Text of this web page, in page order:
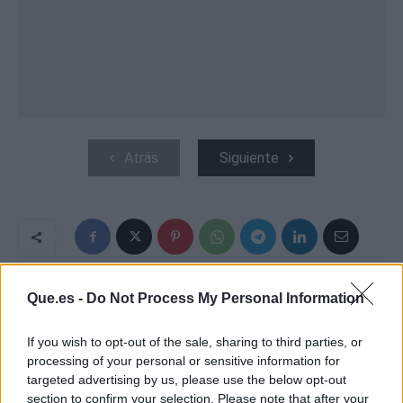
Que.es - Do Not Process My Personal Information
If you wish to opt-out of the sale, sharing to third parties, or
processing of your personal or sensitive information for
targeted advertising by us, please use the below opt-out
section to confirm your selection. Please note that after your
Atrás Siguiente
ARTÍCULO ANTERIOR
TRASTERO ES LA
ALTERNATIVA A
LIBERAR ESPACIO EN
CASA PARA EL
ARTÍCULO SIGUIENTE
ELÉCTRICOS, UN
INSTRUMENTO
IMPRESCINDIBLE EN
LA TRANSICIÓN